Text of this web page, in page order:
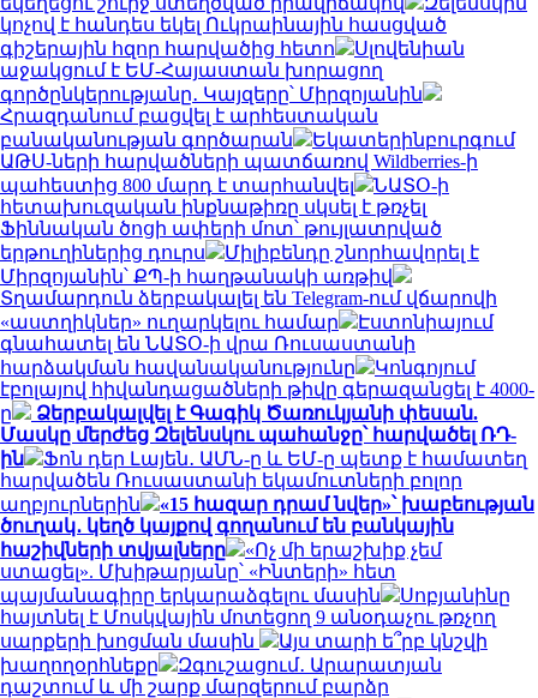
կոչով է հանդես եկել Ուկրաինային հասցված
գիշերային հզոր հարվածից հետո
Սլովենիան
աջակցում է ԵՄ-Հայաստան խորացող
գործընկերությանը․ Կայզերը՝ Միրզոյանին
Հրազդանում բացվել է արհեստական
բանականության գործարան
Եկատերինբուրգում
ԱԹՍ-ների հարվածների պատճառով Wildberries-ի
պահեստից 800 մարդ է տարհանվել
ՆԱՏՕ-ի
հետախուզական ինքնաթիռը սկսել է թռչել
Ֆիննական ծոցի ափերի մոտ՝ թույլատրված
երթուղիներից դուրս
Միլիբենդը շնորհավորել է
Միրզոյանին՝ ՔՊ-ի հաղթանակի առթիվ
Տղամարդուն ձերբակալել են Telegram-ում վճարովի
«աստղիկներ» ուղարկելու համար
Էստոնիայում
գնահատել են ՆԱՏՕ-ի վրա Ռուսաստանի
հարձակման հավանականությունը
Կոնգոյում
էբոլայով հիվանդացածների թիվը գերազանցել է 4000-
ը
Ձերբակալվել է Գագիկ Ծառուկյանի փեսան.
Մասկը մերժեց Զելենսկու պահանջը՝ հարվածել ՌԴ-
ին
Ֆոն դեր Լայեն․ ԱՄՆ-ը և ԵՄ-ը պետք է համատեղ
հարվածեն Ռուսաստանի եկամուտների բոլոր
աղբյուրներին
«15 հազար դրամ նվեր»՝ խաբեության
ծուղակ․ կեղծ կայքով գողանում են բանկային
հաշիվների տվյալները
«Ոչ մի երաշխիք չեմ
ստացել». Մխիթարյանը՝ «Ինտերի» հետ
պայմանագիրը երկարաձգելու մասին
Սոբյանինը
հայտնել է Մոսկվային մոտեցող 9 անօդաչու թռչող
սարքերի խոցման մասին
Այս տարի ե՞րբ կնշվի
խաղողօրհնեքը
Զգուշացում․ Արարատյան
դաշտում և մի շարք մարզերում բարձր